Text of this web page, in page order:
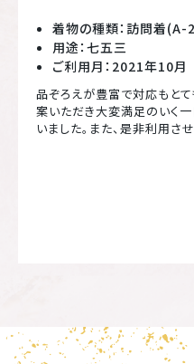
着物の種類：訪問着(A-
用途：七五三
ご利用月：2021年10月
品ぞろえが豊富で対応もとて
案いただき大変満足のいく一
いました。また、是非利用さ